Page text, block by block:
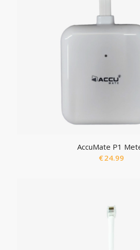
AccuMate P1
€24.99